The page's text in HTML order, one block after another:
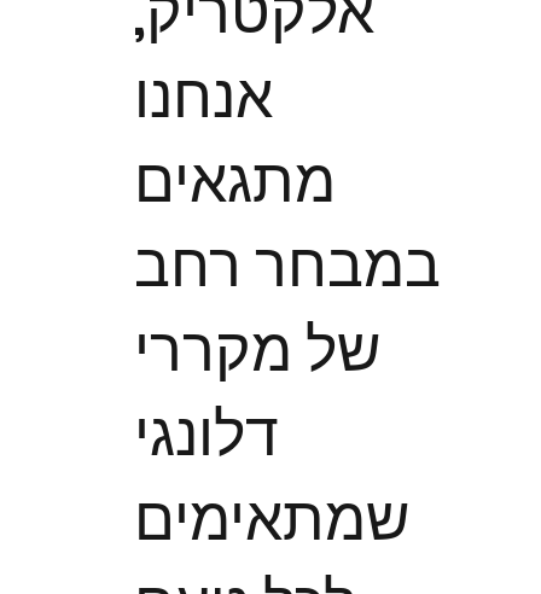
אנחנו
מתגאים
במבחר רחב
של מקררי
דלונגי
שמתאימים